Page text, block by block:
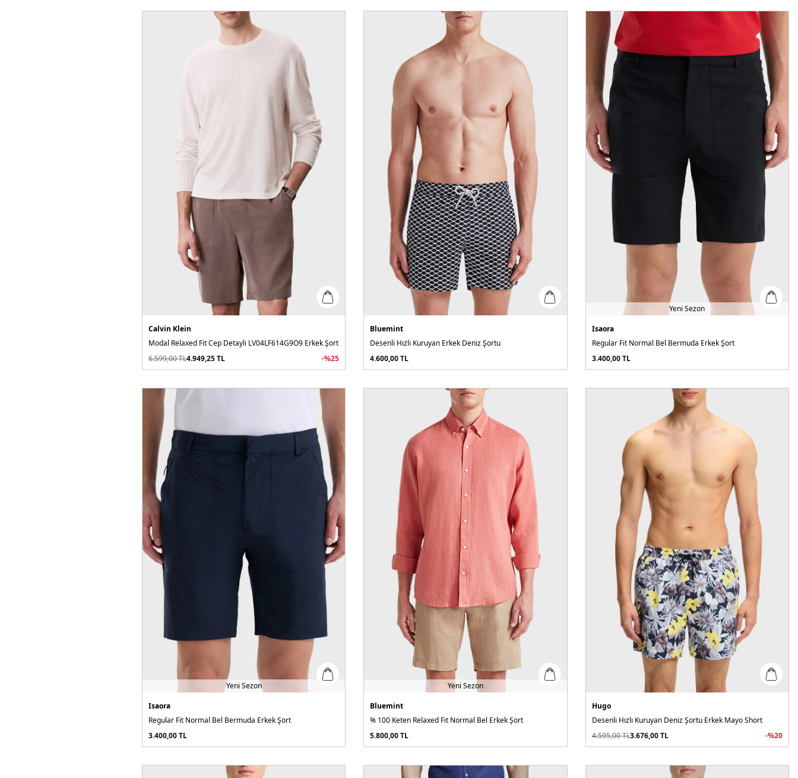
Calvin Klein
Modal Relaxed Fit Cep Detaylı LV04LF614G9O9 Erkek Şort
6.599,00TL4.949,25TL -%25
Bluemint
Desenli Hızlı Kuruyan Erkek Deniz Şortu
4.600,00TL
Yeni Sezon
Isaora
Regular Fit Normal Bel Bermuda Erkek Şort
3.400,00TL
Yeni Sezon
Isaora
Regular Fit Normal Bel Bermuda Erkek Şort
3.400,00TL
Yeni Sezon
Bluemint
% 100 Keten Relaxed Fit Normal Bel Erkek Şort
5.800,00TL
Hugo
Desenli Hızlı Kuruyan Deniz Şortu Erkek Mayo Short
4.595,00TL3.676,00TL -%20